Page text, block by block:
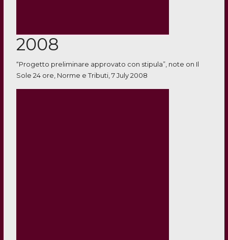
2008
“Progetto preliminare approvato con stipula”, note on Il
Sole 24 ore, Norme e Tributi, 7 July 2008